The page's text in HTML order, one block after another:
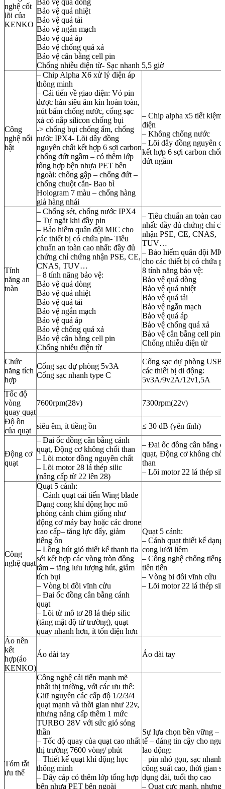
nghệ cốt
lõi của
KENKO
Bảo vệ quá dòng
Bảo vệ quá nhiệt
Bảo vệ quá tải
Bảo vệ ngắn mạch
Bảo vệ quá áp
Bảo vệ chống quá xả
Bảo vệ cân bằng cell pin
Chống nhiễu điện từ- Sạc nhanh 5,5 giờ
Công
nghệ nổi
bật
– Chip Alpha X6 xử lý điện áp
thông minh
– Cải tiến về giao diện: Vỏ pin
được hàn siêu âm kín hoàn toàn,
nút bấm chống nước, cổng sạc
xả có nắp silicon chống bụi
-> chống bụi chống ẩm, chống
nước IPX4- Lõi dây đồng
nguyên chất kết hợp 6 sợi carbon
chống đứt ngầm – có thêm lớp
tổng hợp bện nhựa PET bên
ngoài: chống gập – chống đứt –
chống chuột cắn- Bao bì
Hologram 7 màu – chống hàng
giả hàng nhái
– Chip alpha x5 tiết kiệm
điện
– Không chống nước
– Lõi dây đồng nguyên
kết hợp 6 sợi carbon
đứt ngầm
Tính
năng an
toàn
– Chống sét, chống nước IPX4
– Tự ngắt khi đầy pin
– Bảo hiểm quân đội MIC cho
các thiết bị có chứa pin- Tiêu
chuẩn an toàn cao nhất: đầy đủ
chứng chỉ chứng nhận PSE, CE,
CNAS, TUV…
– 8 tính năng bảo vệ:
Bảo vệ quá dòng
Bảo vệ quá nhiệt
Bảo vệ quá tải
Bảo vệ ngắn mạch
Bảo vệ quá áp
Bảo vệ chống quá xả
Bảo vệ cân bằng cell pin
Chống nhiễu điện từ
– Tiêu chuẩn an toàn cao
nhất: đầy đủ chứng chỉ
nhận PSE, CE, CNAS,
TUV…
– Bảo hiểm quân đội MIC
cho các thiết bị có chứa
8 tính năng bảo vệ:
Bảo vệ quá dòng
Bảo vệ quá nhiệt
Bảo vệ quá tải
Bảo vệ ngắn mạch
Bảo vệ quá áp
Bảo vệ chống quá xả
Bảo vệ cân bằng cell pin
Chống nhiễu điện từ
Chức
năng tích
hợp
Cổng sạc dự phòng 5v3A
Cổng sạc nhanh type C
Cổng sạc dự phòng USB
các thiết bị di động:
5v3A/9v2A/12v1,5A
Tốc độ
vòng
quay quạt
7600rpm(28v) 7300rpm(22v)
Độ ồn
của quạt
siêu êm, ít tiềng ồn ≤ 30 dB (yên tĩnh)
Động cơ
quạt
– Đai ốc đồng cân bằng cánh
quạt, Động cơ không chổi than
– Lõi motor đồng nguyên chất
– Lõi motor 28 lá thép silic
(nâng cấp từ 22 lên 28)
– Đai ốc đồng cân bằng
quạt, Động cơ không chổi
than
– Lõi motor 22 lá thép
Công
nghệ quạt
Quạt 5 cánh:
– Cánh quạt cải tiến Wing blade
Dạng cong khí động học mô
phỏng cánh chim giống như
động cơ máy bay hoặc các drone
cao cấp– tăng lực đẩy, giảm
tiếng ồn
– Lồng hút gió thiết kế thanh tia
sét kết hợp các vòng tròn đồng
tâm – tăng lưu lượng hút, giảm
tích bụi
– Vòng bi đôi vĩnh cửu
– Đai ốc đồng cân bằng cánh
quạt
– Lõi từ mô tơ 28 lá thép silic
(tăng mật độ từ trường), quạt
quay nhanh hơn, ít tốn điện hơn
Quạt 5 cánh:
– Cánh quạt thiết kế dạng
cong lưỡi liềm
– Công nghệ chống tiếng
tiên tiến
– Vòng bi đôi vĩnh cửu
– Lõi motor 22 lá thép
Áo nên
kết
hợp(áo
KENKO)
Áo dài tay Áo dài tay
Tóm tắt
ưu thế
Công nghệ cải tiến mạnh mẽ
nhất thị trường, với các ưu thế:
Giữ nguyên các cấp độ 1/2/3/4
quạt mạnh và thời gian như 22v,
nhưng nâng cấp thêm 1 mức
TURBO 28V với sức gió sóng
thần
– Tốc độ quay của quạt cao nhất
thị trường 7600 vòng/ phút
– Thiết kế quạt khí động học
thông minh
– Dây cáp có thêm lớp tổng hợp
bện nhựa PET bên ngoài
Sự lựa chọn bền vững –
tế – đáng tin cậy cho
lao động:
– pin nhỏ gọn, sạc nhanh,
công suất cao, thời gian
dụng dài, tuổi thọ cao
– Quạt cực mạnh, nhưng